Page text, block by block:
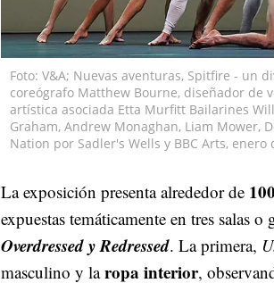
Foto: V&A; Nuevas aventuras, Spitfire - un
coreógrafo Matthew Bourne, diseñador de
artística asociada Etta Murfitt Bailarines
Graham, Andrew Monaghan, Liam Mower,
Nation por Sadler's Wells y BBC Arts, enero
La exposición presenta alrededor de 100
expuestas temáticamente en tres salas o
Overdressed y Redressed. La primera,
masculino y laropa interior,